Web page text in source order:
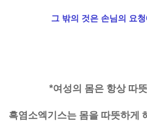
그 밖의 것은 손님의 요
*여성의 몸은 항상 따
흑염소엑기스는 몸을 따뜻하게